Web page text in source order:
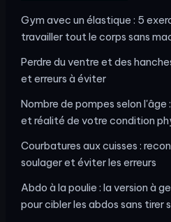
Gym avec un élastique : 5
travailler tout le corps sans
Perdre du ventre et des
et erreurs à éviter
Nombre de pompes selon
et réalité de votre condition
Courbatures aux cuisses :
soulager et éviter les erreurs
Abdo à la poulie : la version à
pour cibler les abdos sans tirer